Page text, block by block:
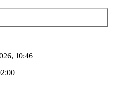
10:46